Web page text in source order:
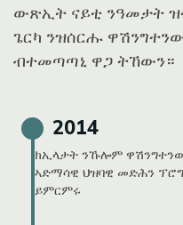
ውጽኢት ናይቲ ንዓመታት
ጌርካ ንዝሰርሑ
ብተመጣጣኒ ዋጋ ትኸውን።
2014
ክኢላታት ንኹሎም
ኣድማሳዊ ህዝባዊ መድሕን
ይምርምሩ